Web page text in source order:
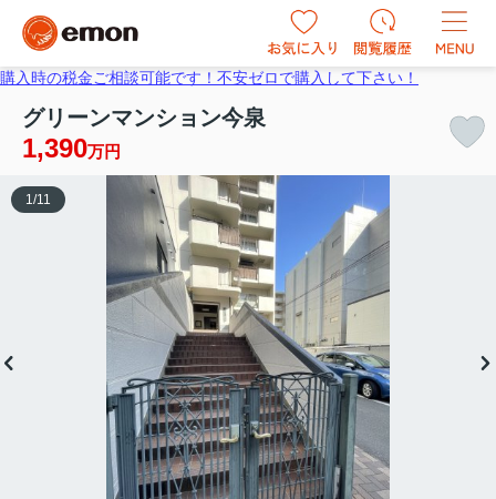
購入時の税金ご相談可能です！不安ゼロで購入して下さい！
グリーンマンション今泉
1,390万円
1 /11